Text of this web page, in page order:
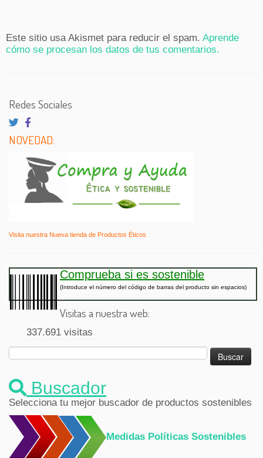
Este sitio usa Akismet para reducir el spam. Aprende
cómo se procesan los datos de tus comentarios.
Redes Sociales
NOVEDAD:
Visita nuestra Nueva tienda de Productos Éticos
Comprueba si es sostenible
(Introduce el número del código de barras del producto sin espacios)
Visitas a nuestra web:
337.691 visitas
Buscador
Selecciona tu mejor buscador de productos sostenibles
Medidas Políticas Sostenibles